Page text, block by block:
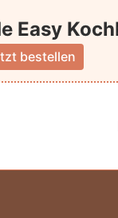
Easy
bestellen